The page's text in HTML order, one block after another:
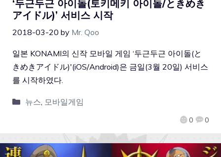
‘두근두근 아이돌(토키메키 아이돌/ときめき
アイドル)’ 서비스 시작
2018-03-20 by Mr. Qoo
0 0
일본 KONAMI의 신작 모바일 게임 ‘두근두근 아이돌(と
きめきアイドル)'(iOS/Android)은 금일(3월 20일) 서비스
를 시작하였다.
뉴스 모바일게임